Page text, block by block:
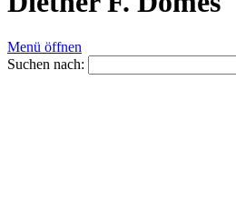
Menü öffnen
Suchen nach: